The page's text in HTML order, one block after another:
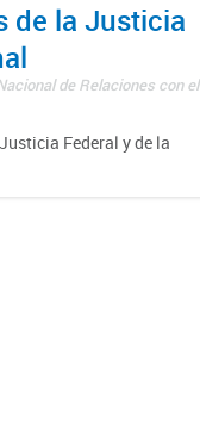
de la Justicia
de Relaciones con el
Federal y de la